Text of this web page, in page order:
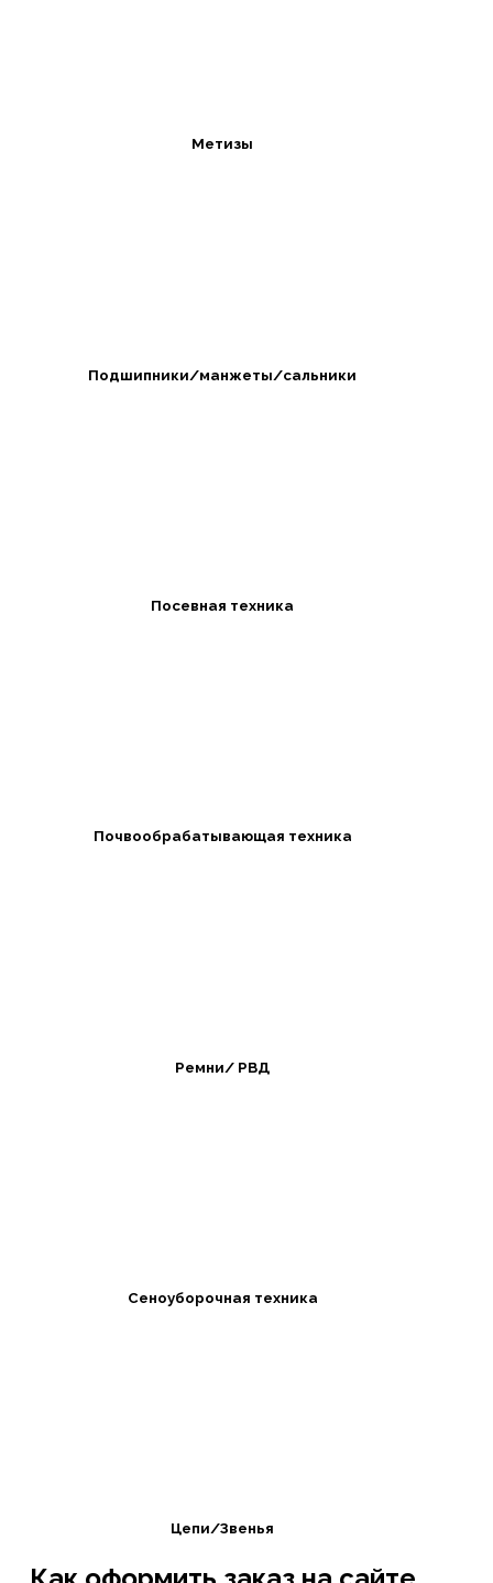
Метизы
Подшипники/манжеты/сальники
Посевная техника
Почвообрабатывающая техника
Ремни/ РВД
Сеноуборочная техника
Цепи/Звенья